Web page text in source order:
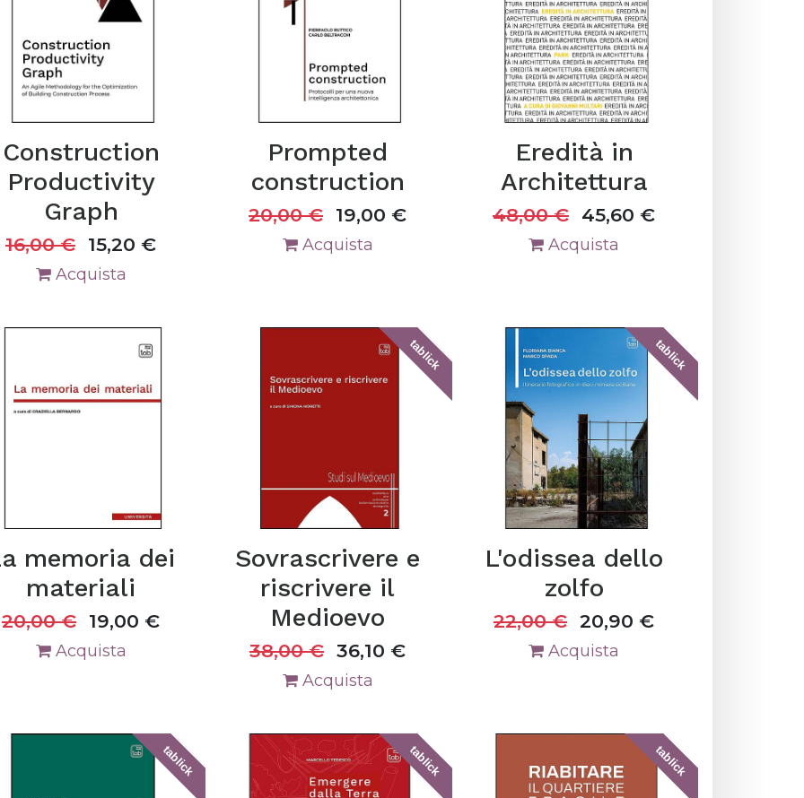
Construction
Productivity
Graph
16,00€ 15,20 €
Acquista
Prompted
construction
20,00€ 19,00 €
Acquista
Eredità in
Architettura
48,00€ 45,60 €
Acquista
memoria dei
materiali
20,00€ 19,00 €
Acquista
tablick
Sovrascrivere e
riscrivere il
Medioevo
38,00€ 36,10 €
Acquista
tablick
L'odissea dello
zolfo
22,00€ 20,90 €
Acquista
tablick tablick tablick